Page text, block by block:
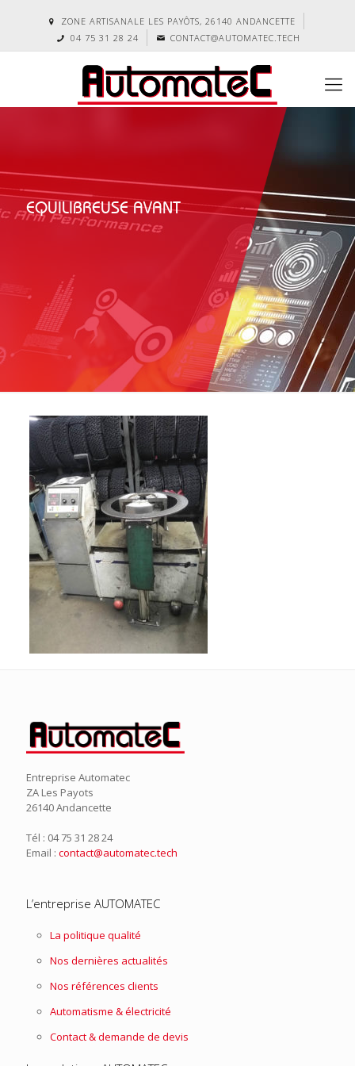
ZONE ARTISANALE LES PAYÔTS, 26140 ANDANCETTE
04 75 31 28 24
CONTACT@AUTOMATEC.TECH
EQUILIBREUSE AVANT
Entreprise Automatec
ZA Les Payots
26140 Andancette
Tél : 04 75 31 28 24
Email : contact@automatec.tech
L’entreprise AUTOMATEC
La politique qualité
Nos dernières actualités
Nos références clients
Automatisme & électricité
Contact & demande de devis